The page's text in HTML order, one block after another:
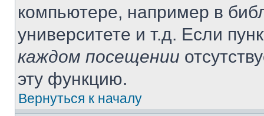
компьютере, например в
университете и т.д. Если
каждом посещении
эту функцию.
Вернуться к началу